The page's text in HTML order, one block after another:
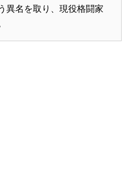
異名を取り、現役格闘家